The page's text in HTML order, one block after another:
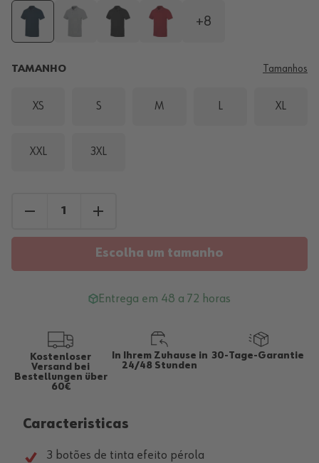
+8
TAMANHO Tamanhos
XS S M L XL
XXL 3XL
Escolha um tamanho
Entrega em 48 a 72 horas
Kostenloser
Versand bei
Bestellungen über
60€
In Ihrem Zuhause in
24/48 Stunden
30-Tage-Garantie
Caracteristicas
3 botões de tinta efeito pérola